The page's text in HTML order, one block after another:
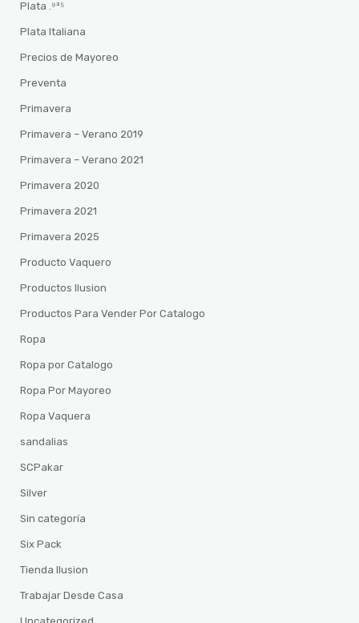
Plata .⁹²⁵
Plata Italiana
Precios de Mayoreo
Preventa
Primavera
Primavera – Verano 2019
Primavera – Verano 2021
Primavera 2020
Primavera 2021
Primavera 2025
Producto Vaquero
Productos Ilusion
Productos Para Vender Por Catalogo
Ropa
Ropa por Catalogo
Ropa Por Mayoreo
Ropa Vaquera
sandalias
SCPakar
Silver
Sin categoría
Six Pack
Tienda Ilusion
Trabajar Desde Casa